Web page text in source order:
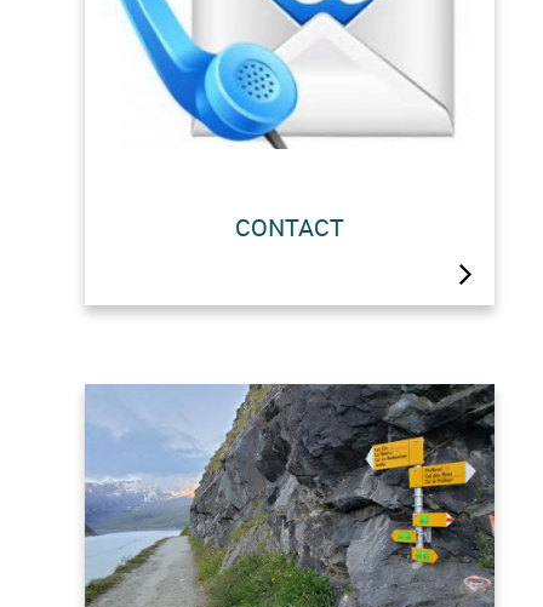
CONTACT
25/04/2026 et du 20/06/2026 au
et sous réserve de la météo, plus